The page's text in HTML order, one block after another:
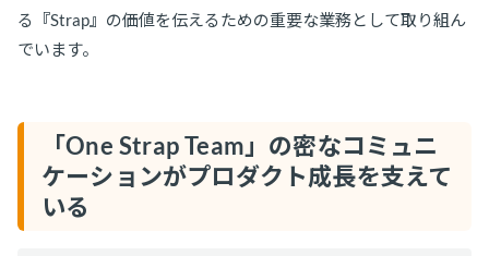
る『Strap』の価値を伝えるための重要な業務として取り組ん
でいます。
「One Strap Team」の密なコミュニ
ケーションがプロダクト成長を支えて
いる